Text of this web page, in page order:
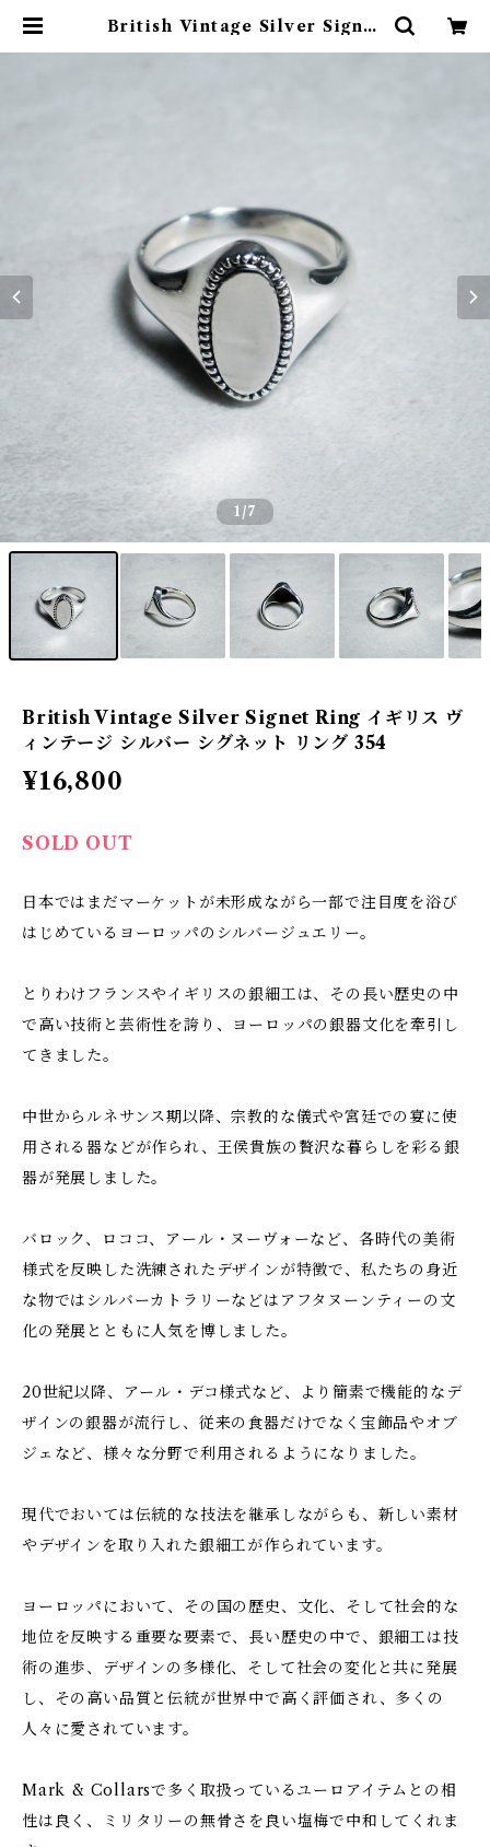
British Vintage Silver Signet
1/7
British Vintage Silver Signet Ring イギリス ヴ
ィンテージ シルバー シグネット リング 354
¥16,800
SOLD OUT
日本ではまだマーケットが未形成ながら一部で注目度を浴び
はじめているヨーロッパのシルバージュエリー。
とりわけフランスやイギリスの銀細工は、その長い歴史の中
で高い技術と芸術性を誇り、ヨーロッパの銀器文化を牽引し
てきました。
中世からルネサンス期以降、宗教的な儀式や宮廷での宴に使
用される器などが作られ、王侯貴族の贅沢な暮らしを彩る銀
器が発展しました。
バロック、ロココ、アール・ヌーヴォーなど、各時代の美術
様式を反映した洗練されたデザインが特徴で、私たちの身近
な物ではシルバーカトラリーなどはアフタヌーンティーの文
化の発展とともに人気を博しました。
20世紀以降、アール・デコ様式など、より簡素で機能的なデ
ザインの銀器が流行し、従来の食器だけでなく宝飾品やオブ
ジェなど、様々な分野で利用されるようになりました。
現代でおいては伝統的な技法を継承しながらも、新しい素材
やデザインを取り入れた銀細工が作られています。
ヨーロッパにおいて、その国の歴史、文化、そして社会的な
地位を反映する重要な要素で、長い歴史の中で、銀細工は技
術の進歩、デザインの多様化、そして社会の変化と共に発展
し、その高い品質と伝統が世界中で高く評価され、多くの
人々に愛されています。
Mark & Collarsで多く取扱っているユーロアイテムとの相
性は良く、ミリタリーの無骨さを良い塩梅で中和してくれま